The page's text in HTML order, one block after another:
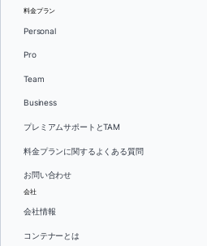
料金プラン
Personal
Pro
Team
Business
プレミアムサポートとTAM
料金プランに関するよくある質問
お問い合わせ
会社
会社情報
コンテナーとは